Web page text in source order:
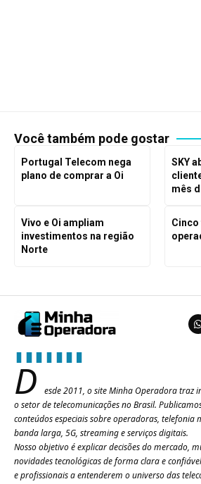
Você também pode gostar
Portugal Telecom nega
plano de comprar a Oi
SKY
mês
Vivo e Oi ampliam
investimentos na região
Norte
Cinco
D
esde 2011, o site Minha Operadora traz
o setor de telecomunicações no Brasil.
conteúdos especiais sobre operadoras, telefonia
banda larga, 5G, streaming e serviços digitais.
Nosso objetivo é explicar decisões do mercado,
novidades tecnológicas de forma clara e
e profissionais a entenderem o universo das